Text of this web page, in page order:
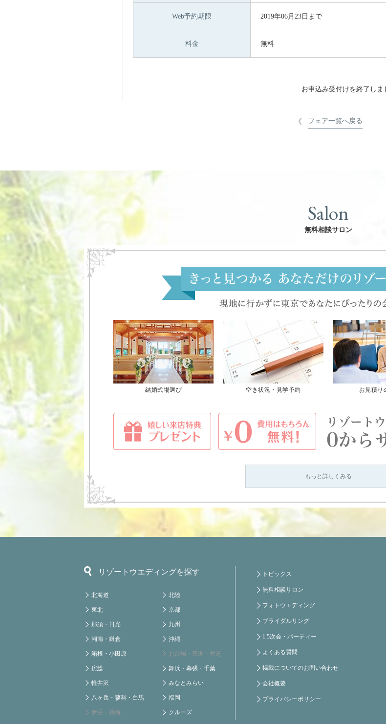
Web予約期限 2019年06月23日まで
料金 無料
お申込み受付けを終了しま
フェア一覧へ戻る
Salon
無料相談サロン
結婚式場選び 空き状況・見学予約 お見積り
もっと詳しくみる
リゾートウエディングを探す
北海道
東北
那須・日光
湘南・鎌倉
箱根・小田原
房総
軽井沢
八ヶ岳・蓼科・白馬
伊豆・熱海
北陸
京都
九州
沖縄
お台場・豊洲・竹芝
舞浜・幕張・千葉
みなとみらい
福岡
クルーズ
トピックス
無料相談サロン
フォトウエディング
ブライダルリング
1.5次会・パーティー
よくある質問
掲載についてのお問い合わせ
会社概要
プライバシーポリシー